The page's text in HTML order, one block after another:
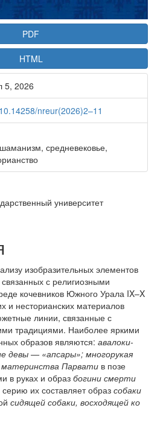
PDF
HTML
5, 2026
nreur(2026)2–11
средневековье,
университет
изобразительных элементов
с религиозными
кочевников Южного Урала IX–X
и несторианских материалов
линии, связанные с
традициями. Наиболее яркими
образов являются: авалоки-
девы — «апсары»; многорукая
материнства Парвати в позе
в руках и образ богини смерти
их составляет образ собаки
сидящей собаки, восходящей ко